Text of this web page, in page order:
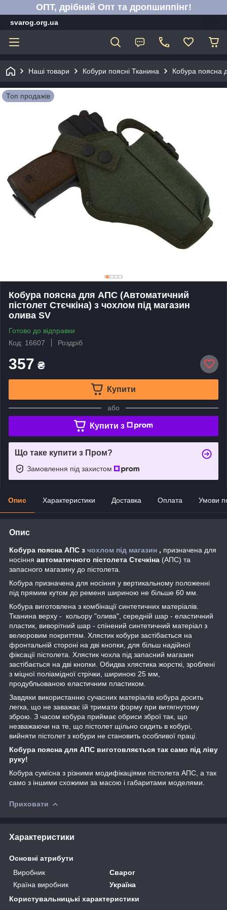
ОПТ, дрібний Опт та дропшиппінг!
svarog.org.ua
Наші товари Кобури поясні Тканина Кобура поясна
Топ продажів
Кобура поясна для АПС (Автоматичний
пістолет Стєчкіна) з чохлом під магазин
олива SV
Готово до відправки
Код: 16607
Роздріб
357 ₴
Купити
або
Купити з
Що таке купити з Пром?
Замовлення під захистом
Опис Характеристики Доставка Оплата Умови
Опис
Кобура поясна АПС з чохлом під магазин , призначена для
носіння автоматичного пістолета Стєчкіна (АПС) та
запасного магазину до пістолета.
Кобура призначена для носіння у вертикальному положенні
під прямим кутом до ременя шириною не більше 60 мм.
Кобура виготовлена з комбінації синтетичних матеріалів.
Тканина верху - кольору "олива", середній шар - еластичний
пластик, виворітний шар - спінений синтетичний матеріал з
велюровим покриттям. Хлястик кобури застібається на
фронтальній стороні на дві кнопки, для більш надійної
фіксації пістолета. Хлястик чохла під запасний магазин
застібається на дві кнопки. Обидва хлястика жорсткі, зроблені
з міцної поліамідної стрічки, шириною 25 мм,
продубльованою еластичним пластиком.
Завдяки використанню сучасних матеріалів кобура досить
легка, що не заважає їй тримати форму при витягнутому
зброю. З часом кобура приймає обриси зброї так, що
незважаючи на те, що пістолет щільно сидить в кобурі,
вийняти пістолет з кобури не становить особливої праці.
Кобура поясна для АПС виготовляється так само під ліву
руку!
Кобура сумісна з різними модифікаціями пістолета АПС, а так
само з іншими схожими за масою і габаритами моделями.
Приховати
Характеристики
Основні атрибути
Виробник
Сварог
Країна виробник
Україна
Користувальницькі характеристики